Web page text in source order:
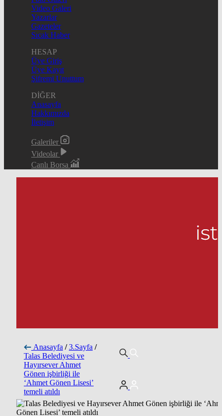
Video Galeri
Yazarlar
Gazeteler
Sıcak Haber
HESAP
Üye Giriş
Üye Kayıt
Şifremi Unuttum
DİĞER
Anasayfa
Hakkımızda
İletişim
Galeriler
Videolar
Canlı Borsa
Anasayfa / 3.Sayfa /
Talas Belediyesi ve
Hayırsever Ahmet
Gönen işbirliği ile
‘Ahmet Gönen Lisesi’
temeli atıldı